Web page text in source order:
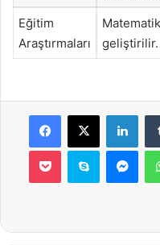
Eğitim
Araştırmaları
geliştirilir.
Facebook
X
Pocket Skype